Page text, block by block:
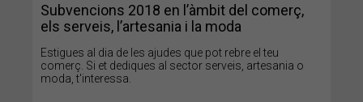
Subvencions 2018 en l’àmbit del comerç,
els serveis, l’artesania i la moda
Estigues al dia de les ajudes que pot rebre el teu
comerç. Si et dediques al sector serveis, artesania o
moda, t'interessa.